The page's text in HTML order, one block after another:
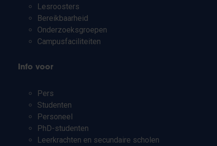
Lesroosters
Bereikbaarheid
Onderzoeksgroepen
Campusfaciliteiten
Info voor
Pers
Studenten
Personeel
PhD-studenten
Leerkrachten en secundaire scholen